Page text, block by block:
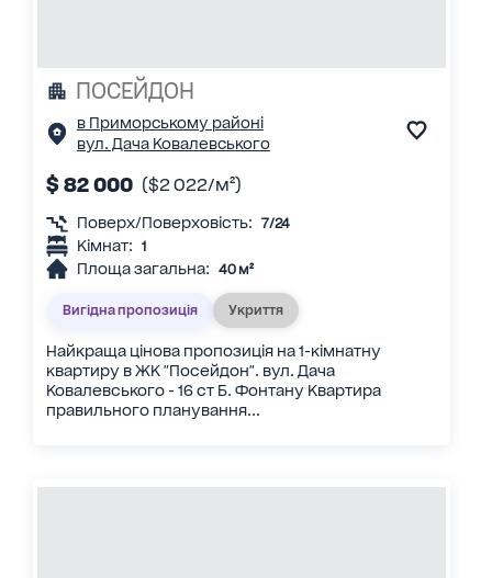
ПОСЕЙДОН
в Приморському районі
вул. Дача Ковалевського
$ 82 000 ($2 022/м²)
Поверх/Поверховість: 7/24
Кімнат: 1
Площа загальна: 40 м²
Вигідна пропозиція Укриття
Найкраща цінова пропозиція на 1-кімнатну
квартиру в ЖК "Посейдон". вул. Дача
Ковалевського - 16 ст Б. Фонтану Квартира
правильного планування...